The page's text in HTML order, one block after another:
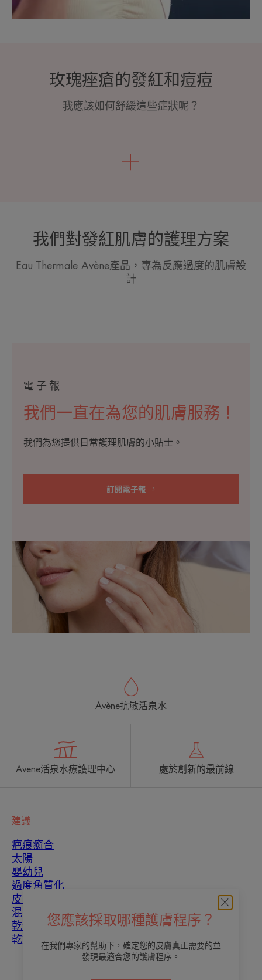
玫瑰痤瘡的發紅和痘痘
我應該如何舒緩這些症狀呢？
我們對發紅肌膚的護理方案
Eau Thermale Avène產品，專為反應過度的肌膚設
計
電子報
我們一直在為您的肌膚服務！
我們為您提供日常護理肌膚的小貼士。
訂閱電子報
您應該採取哪種護膚程序？
在我們專家的幫助下，確定您的皮膚真正需要的並
發現最適合您的護膚程序。
Avène抗敏活泉水
Avene活泉水療護理中心 處於創新的最前線
建議
疤痕癒合
太陽
嬰幼兒
過度角質化
皮膚瑕疵
混合性皮膚
乾性皮膚
乾燥和脫水